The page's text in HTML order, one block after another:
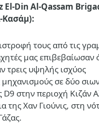
El-Din Al-Qassam
Κασάμ):
τους από τις
μας επιβεβαίωσαν
τρεις υψηλής ισχύος
σε δύο
D9 στην περιοχή Κιζάν
της Χαν Γιούνις, στη